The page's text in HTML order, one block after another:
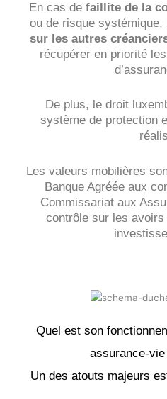
En cas de faillite de la
ou de risque systémique,
sur les autres
récupérer en priorité
De plus, le droit
système de protection
Les valeurs mobilières
Banque Agréée aux
Commissariat aux
contrôle sur les
Quel est son
assurance-
Un des atouts majeurs